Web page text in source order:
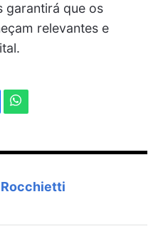
garantirá que os
relevantes e